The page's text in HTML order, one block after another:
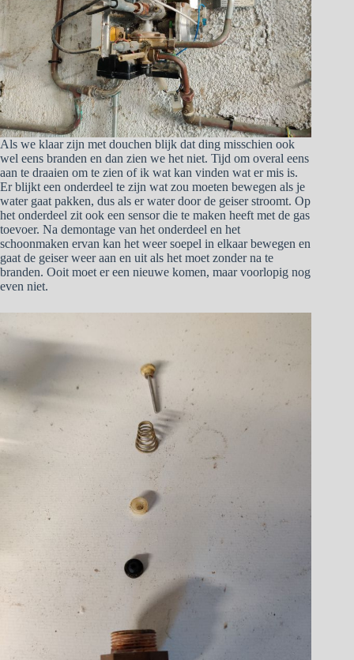
Als we klaar zijn met douchen blijk dat ding misschien ook
wel eens branden en dan zien we het niet. Tijd om overal eens
aan te draaien om te zien of ik wat kan vinden wat er mis is.
Er blijkt een onderdeel te zijn wat zou moeten bewegen als je
water gaat pakken, dus als er water door de geiser stroomt. Op
het onderdeel zit ook een sensor die te maken heeft met de gas
toevoer. Na demontage van het onderdeel en het
schoonmaken ervan kan het weer soepel in elkaar bewegen en
gaat de geiser weer aan en uit als het moet zonder na te
branden. Ooit moet er een nieuwe komen, maar voorlopig nog
even niet.